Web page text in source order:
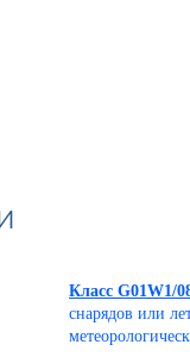
Класс G01W1/
снарядов или